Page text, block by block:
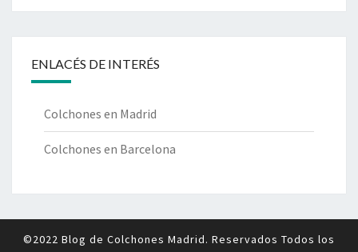
ENLACÉS DE INTERÉS
Colchones en Madrid
Colchones en Barcelona
©2022 Blog de Colchones Madrid. Reservados Todos los